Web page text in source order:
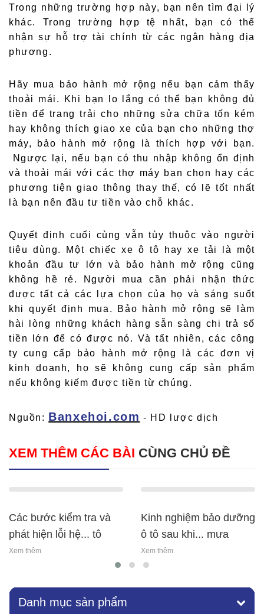
Trong những trường hợp này, bạn nên tìm đại lý
khác. Trong trường hợp tệ nhất, bạn có thể
nhận sự hỗ trợ tài chính từ các ngân hàng địa
phương.
Hãy mua bảo hành mở rộng nếu bạn cảm thấy
thoải mái. Khi bạn lo lắng có thể bạn không đủ
tiền để trang trải cho những sửa chữa tốn kém
hay không thích giao xe của bạn cho những thợ
máy, bảo hành mở rộng là thích hợp với bạn.
Ngược lại, nếu bạn có thu nhập không ổn định
và thoải mái với các thợ máy bạn chọn hay các
phương tiện giao thông thay thế, có lẽ tốt nhất
là bạn nên đầu tư tiền vào chỗ khác.
Quyết định cuối cùng vẫn tùy thuộc vào người
tiêu dùng. Một chiếc xe ô tô hay xe tải là một
khoản đầu tư lớn và bảo hành mở rộng cũng
không hề rẻ. Người mua cần phải nhận thức
được tất cả các lựa chọn của họ và sáng suốt
khi quyết định mua. Bảo hành mở rộng sẽ làm
hài lòng những khách hàng sẵn sàng chi trả số
tiền lớn để có được nó. Và tất nhiên, các công
ty cung cấp bảo hành mở rộng là các đơn vị
kinh doanh, họ sẽ không cung cấp sản phẩm
nếu không kiếm được tiền từ chúng.
Nguồn: Banxehoi.com - HD lược dịch
XEM THÊM CÁC BÀI CÙNG CHỦ ĐỀ
các bước kiểm tra và
phát hiện lỗi hệ... tô
Xem thêm
kinh nghiệm bảo dưỡng
ô tô sau khi... mưa
Xem thêm
Danh mục sản phẩm